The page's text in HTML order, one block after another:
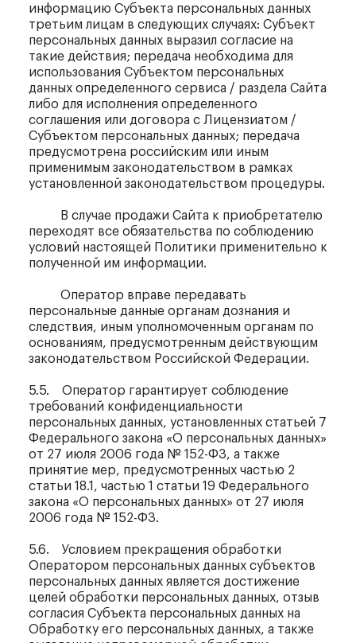
информацию Субъекта персональных данных
третьим лицам в следующих случаях: Субъект
персональных данных выразил согласие на
такие действия; передача необходима для
использования Субъектом персональных
данных определенного сервиса / раздела Сайта
либо для исполнения определенного
соглашения или договора с Лицензиатом /
Субъектом персональных данных; передача
предусмотрена российским или иным
применимым законодательством в рамках
установленной законодательством процедуры.
В случае продажи Сайта к приобретателю
переходят все обязательства по соблюдению
условий настоящей Политики применительно к
полученной им информации.
Оператор вправе передавать
персональные данные органам дознания и
следствия, иным уполномоченным органам по
основаниям, предусмотренным действующим
законодательством Российской Федерации.
5.5. Оператор гарантирует соблюдение
требований конфиденциальности
персональных данных, установленных статьей 7
Федерального закона «О персональных данных»
от 27 июля 2006 года № 152-ФЗ, а также
принятие мер, предусмотренных частью 2
статьи 18.1, частью 1 статьи 19 Федерального
закона «О персональных данных» от 27 июля
2006 года № 152-ФЗ.
5.6. Условием прекращения обработки
Оператором персональных данных субъектов
персональных данных является достижение
целей обработки персональных данных, отзыв
согласия Субъекта персональных данных на
Обработку его персональных данных, а также